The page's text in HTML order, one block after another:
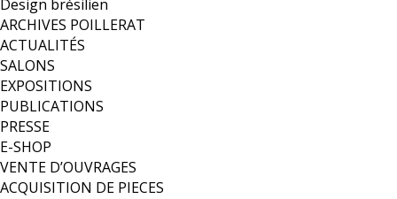
Design brésilien
ARCHIVES POILLERAT
ACTUALITÉS
SALONS
EXPOSITIONS
PUBLICATIONS
PRESSE
E-SHOP
VENTE D’OUVRAGES
ACQUISITION DE PIECES